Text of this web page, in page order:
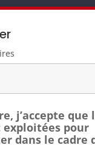
j’accepte que
pour
dans le cadre